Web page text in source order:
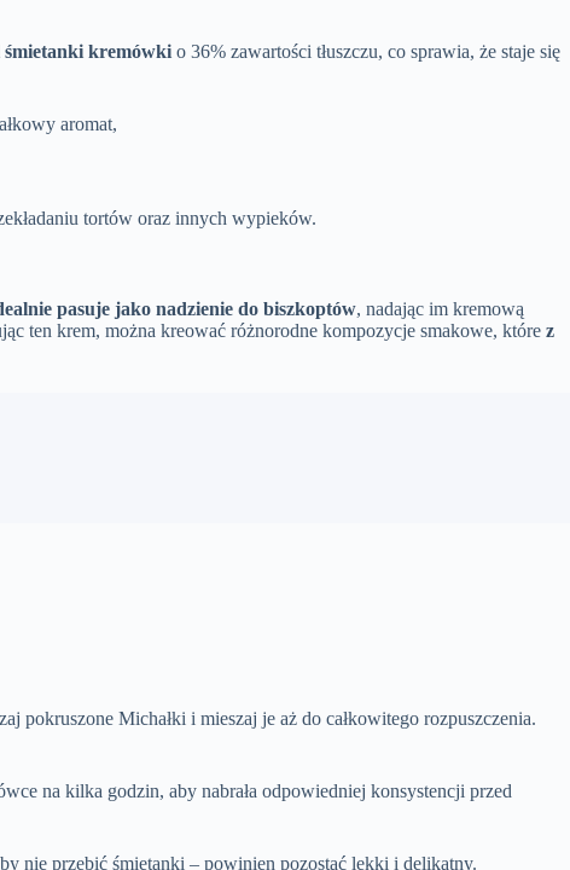
śmietanki kremówki o 36% zawartości tłuszczu, co sprawia, że staje się
aromat,
tortów oraz innych wypieków.
pasuje jako nadzienie do biszkoptów, nadając im kremową
ten krem, można kreować różnorodne kompozycje smakowe, które z
pokruszone Michałki i mieszaj je aż do całkowitego rozpuszczenia.
na kilka godzin, aby nabrała odpowiedniej konsystencji przed
nie przebić śmietanki – powinien pozostać lekki i delikatny.